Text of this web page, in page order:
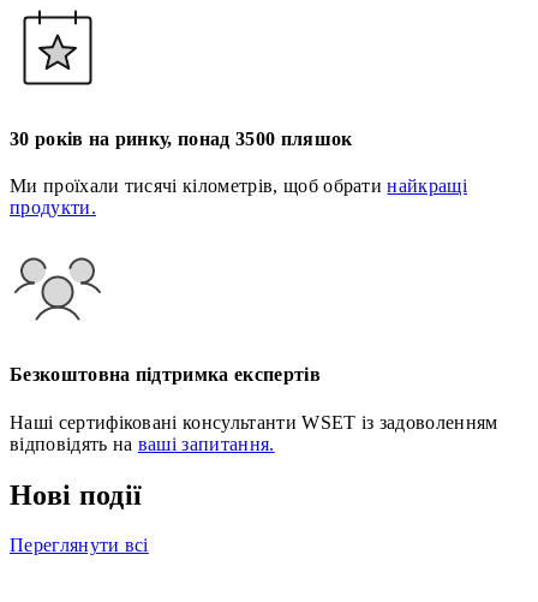
30 років на ринку, понад 3500 пляшок
Ми проїхали тисячі кілометрів, щоб обратинайкращі
продукти.
Безкоштовна підтримка експертів
Наші сертифіковані консультанти WSET із задоволенням
відповідять на ваші запитання.
Нові події
Переглянути всі